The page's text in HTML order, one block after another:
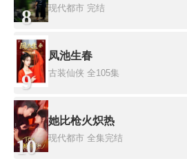
8 现代都市 完结
9
凤池生春
古装仙侠 全105集
10
她比枪火炽热
现代都市 全集完结